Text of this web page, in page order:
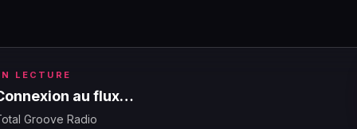
LECTURE
au flux…
Groove Radio